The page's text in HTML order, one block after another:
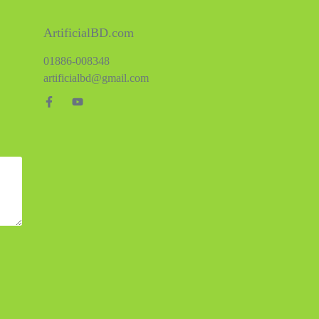
ArtificialBD.com
01886-008348
artificialbd@gmail.com